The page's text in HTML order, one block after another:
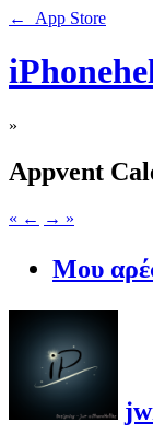
← App Store
»
Appvent
« ← → »
Μου